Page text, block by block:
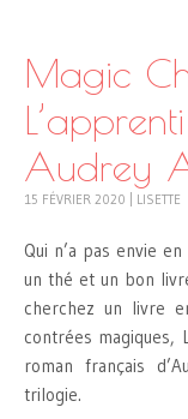
Magic
Audrey
15 FÉVRIER 2020 LISETTE
Qui n’a pas envie
un thé et un bon
cherchez un livre
contrées magiques,
roman français
trilogie.